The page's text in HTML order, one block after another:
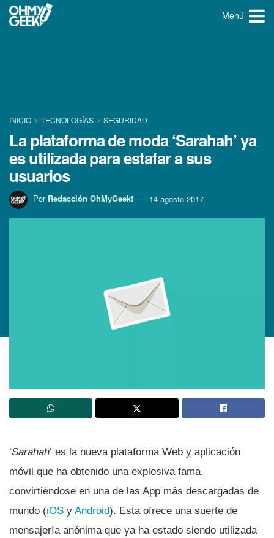
Menú
INICIO TECNOLOGÍ­AS SEGURIDAD
La plataforma de moda ‘Sarahah’ ya
es utilizada para estafar a sus
usuarios
Por Redacción OhMyGeek! 14 agosto 2017
‘Sarahah‘ es la nueva plataforma Web y aplicación
móvil que ha obtenido una explosiva fama,
convirtiéndose en una de las App más descargadas de
mundo (iOS y Android). Esta ofrece una suerte de
mensajerí­a anónima que ya ha estado siendo utilizada